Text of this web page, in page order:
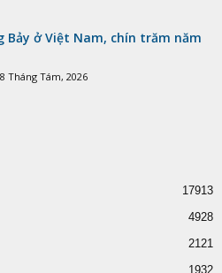
Bảy ở Việt Nam, chín trăm năm
8 Tháng Tám, 2026
17913
4928
2121
1932